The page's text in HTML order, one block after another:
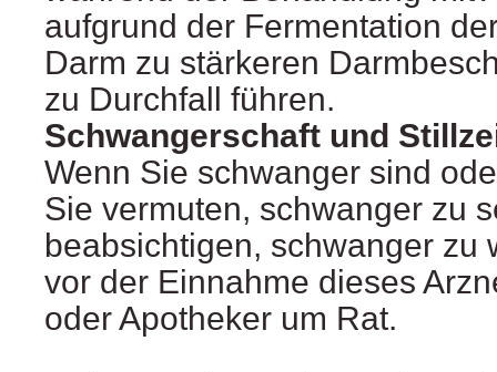
aufgrund der Fermentation
Darm zu stärkeren
zu Durchfall führen.
Schwangerschaft und
Wenn Sie schwanger sind
Sie vermuten, schwanger zu
beabsichtigen, schwanger zu
vor der Einnahme dieses
oder Apotheker um Rat.